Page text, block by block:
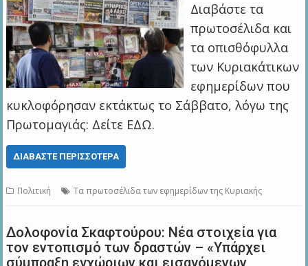
Διαβάστε τα
πρωτοσέλιδα και
τα οπισθόφυλλα
των Κυριακάτικων
εφημερίδων που
κυκλοφόρησαν εκτάκτως το Σάββατο, λόγω της
Πρωτομαγιάς: Δείτε ΕΔΩ.
ΔΙΑΒΆΣΤΕ ΠΕΡΙΣΣΌΤΕΡΑ
Πολιτική Τα πρωτοσέλιδα των εφημερίδων της Κυριακής
Δολοφονία Σκαφτούρου: Νέα στοιχεία για
τον εντοπισμό των δραστών – «Υπάρχει